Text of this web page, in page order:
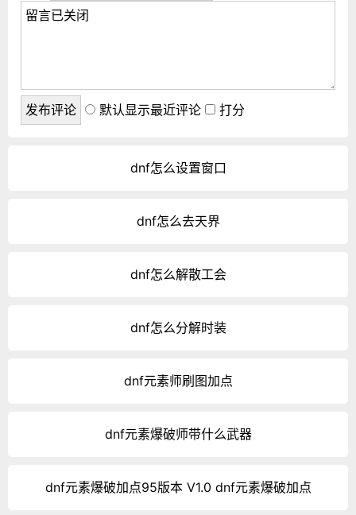
默认显示最近评论 打分
dnf怎么设置窗口
dnf怎么去天界
dnf怎么解散工会
dnf怎么分解时装
dnf元素师刷图加点
dnf元素爆破师带什么武器
dnf元素爆破加点95版本 V1.0 dnf元素爆破加点